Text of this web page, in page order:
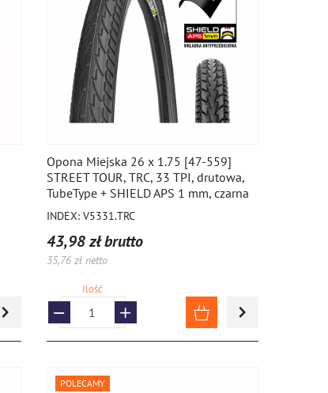
Opona Miejska 26 x 1.75 [47-559]
STREET TOUR, TRC, 33 TPI, drutowa,
TubeType + SHIELD APS 1 mm, czarna
INDEX: V5331.TRC
43,98 zł brutto
35,76 zł netto
Ilość
POLECAMY